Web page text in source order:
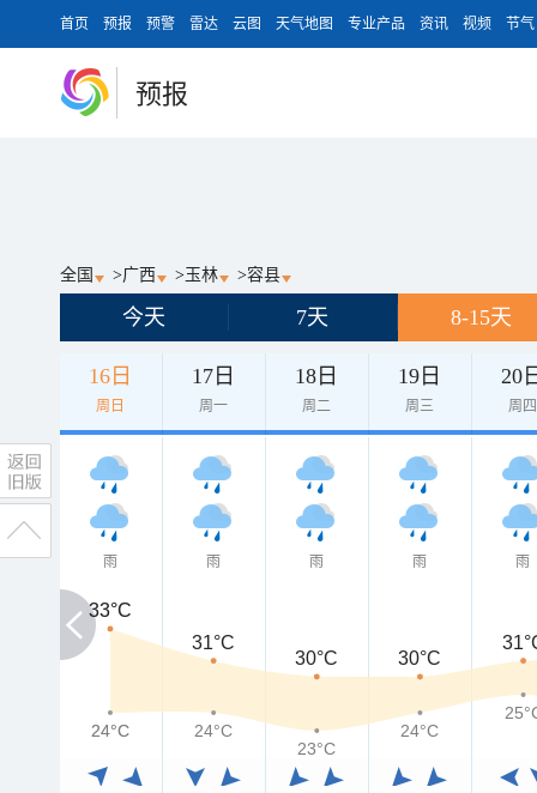
首页 预报 预警 雷达 云图 天气地图 专业产品 资讯 视频 节气
预报
全国 >广西 > 玉林 >容县
今天 7天 8-15天
16日
周日
17日
周一
18日
周二
19日
周三
20
周四
雨 雨 雨 雨 雨
33°C
33°C
31°C
30°C 30°C
24°C
24°C
24°C
23°C
24°C